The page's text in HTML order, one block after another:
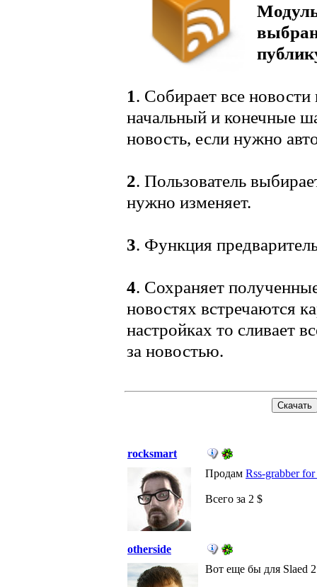
1. Собирает все новости
начальный и конечные
новость, если нужно
2. Пользователь
нужно изменяет.
3. Функция
4. Сохраняет
новостях встречаются
настройках то сливает
за новостью.
rocksmart
Продам Rss-grabber
Всего за 2 $
otherside
Вот еще бы для Slaed